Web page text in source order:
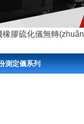
橡膠硫化儀無轉
測定儀系列